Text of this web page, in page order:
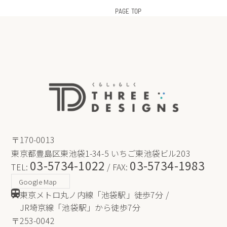
〒170-0013
東京都豊島区東池袋1-34-5 いちご東池袋ビル203
TEL: 03-5734-1022 / FAX: 03-5734-1983
Google Map
東京メトロ丸ノ内線「池袋駅」徒歩7分 /
JR埼京線「池袋駅」から徒歩7分
〒253-0042
PAGE TOP